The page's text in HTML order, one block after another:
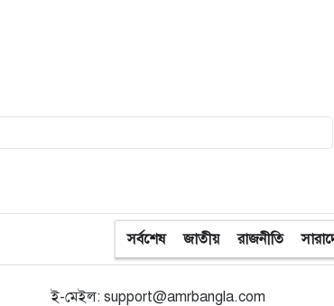
সর্বশেষ জাতীয় রাজনীতি
ই-মেইল: support@amrbangla.com